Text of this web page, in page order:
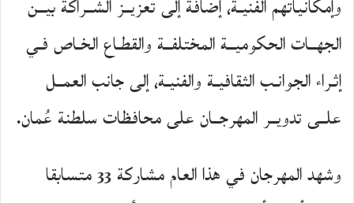
وإمكانياتهم الفنيـة، إضافة إلى تعزيــز الشــراكة بيــن
الجهــات الحكوميــة المختلفــة والقطـاع الخـاص فـي
إثـراء الجوانـب الثقافيـة والفنيـة، إلى جانب العمــل
علــى تدويــر المهرجــان على محافظات سلطنة عُمان.
وشهد المهرجان في هذا العام مشاركة 33 متسابقا